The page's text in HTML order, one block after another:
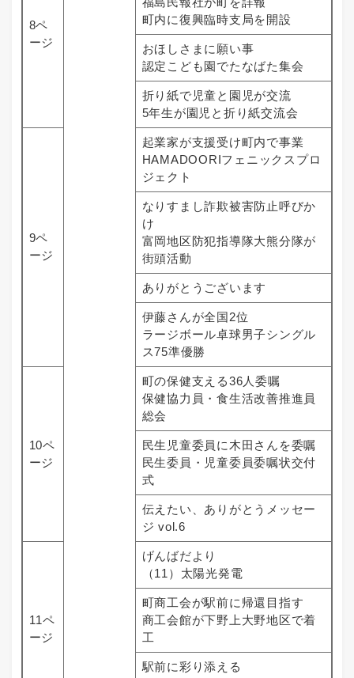
8ペ
ージ
町内に復興臨時支局を開設
おほしさまに願い事
認定こども園でたなばた集会
折り紙で児童と園児が交流
5年生が園児と折り紙交流会
9ペ
ージ
起業家が支援受け町内で事業
HAMADOORIフェニックスプロ
ジェクト
なりすまし詐欺被害防止呼びか
け
富岡地区防犯指導隊大熊分隊が
街頭活動
ありがとうございます
伊藤さんが全国2位
ラージボール卓球男子シングル
ス75準優勝
10ペ
ージ
町の保健支える36人委嘱
保健協力員・食生活改善推進員
総会
民生児童委員に木田さんを委嘱
民生委員・児童委員委嘱状交付
式
伝えたい、ありがとうメッセー
ジ vol.6
11ペ
ージ
げんばだより
（11）太陽光発電
町商工会が駅前に帰還目指す
商工会館が下野上大野地区で着
工
駅前に彩り添える